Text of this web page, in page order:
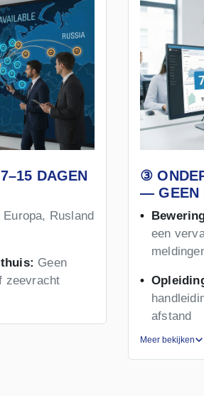
DAGEN
Europa, Rusland
Geen
zeevracht
③
— GEEN
een
afstand
Meer bekijken